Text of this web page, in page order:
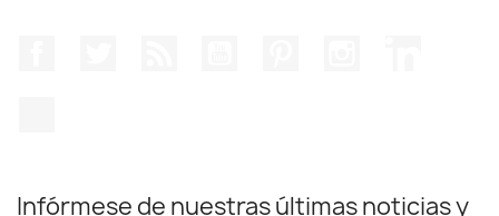
Infórmese de nuestras últimas noticias y